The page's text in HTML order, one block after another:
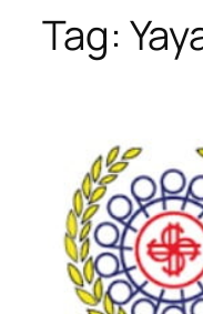
Tag: